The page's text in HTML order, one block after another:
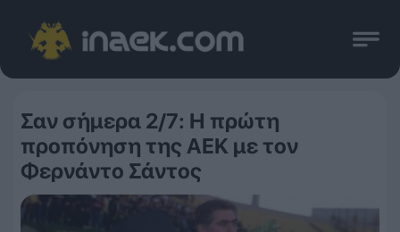
Σαν σήμερα 2/7: Η πρώτη
προπόνηση της ΑΕΚ με τον
Φερνάντο Σάντος